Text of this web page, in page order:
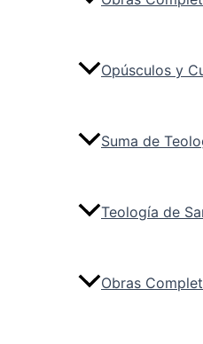
Opúsculos y
Suma de
Teología de
Obras